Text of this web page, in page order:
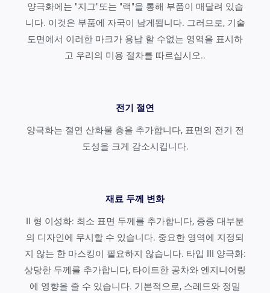
양극화에는 "지그"또는 "랙"을 통해 부품이 매달려 있습
니다. 이것은 부품에 자국이 남게됩니다. 그러므로, 기술
도면에서 이러한 마크가 용납 할 수없는 영역을 표시하
고 우리의 미용 절차를 따르십시오..
전기 절연
양극화는 절연 산화물 층을 추가합니다, 표면의 전기 전
도성을 크게 감소시킵니다.
재료 두께 변화
II 형 이성화: 최소 표면 두께를 추가합니다, 종종 대부분
의 디자인에 무시할 수 있습니다. 중요한 영역에 지정되
지 않는 한 마스킹이 필요하지 않습니다. 타입 III 양극화:
상당한 두께를 추가합니다, 타이트한 공차와 엔지니어링
에 영향을 줄 수 있습니다. 기본적으로, 스레드와 정밀